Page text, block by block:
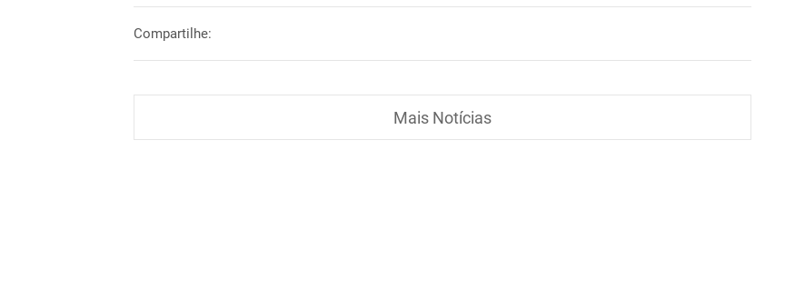
Compartilhe:
Mais Notícias